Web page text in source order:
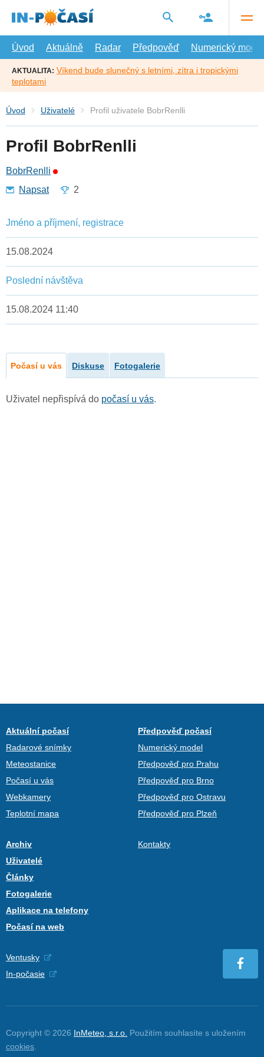
hlavní
Úvod
Aktuálně Radar Předpověď Numerický model
AKTUALITA: Víkend bude slunečný s letními, zítra i tropickými
teplotami
Úvod Uživatelé Profil uživatele BobrRenlli
Profil BobrRenlli
BobrRenlli
Napsat
2
Jméno a příjmení, registrace
15.08.2024
Poslední návštěva
15.08.2024 11:40
Počasí u vás Diskuse Fotogalerie
Uživatel nepřispívá do počasí u vás.
Aktuální počasí
Radarové snímky
Meteostanice
Počasí u vás
Webkamery
Teplotní mapa
Předpověď počasí
Numerický model
Předpověď pro Prahu
Předpověď pro Brno
Předpověď pro Ostravu
Předpověď pro Plzeň
Archiv
Uživatelé
Články
Fotogalerie
Aplikace na telefony
Počasí na web
Kontakty
Ventusky
In-počasie
Copyright © 2026 InMeteo, s.r.o. Použitím souhlasíte s uložením
cookies